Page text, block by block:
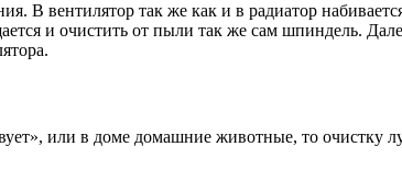
В вентилятор так же как и в радиатор
и очистить от пыли так же сам шпиндель.
или в доме домашние животные, то очистку